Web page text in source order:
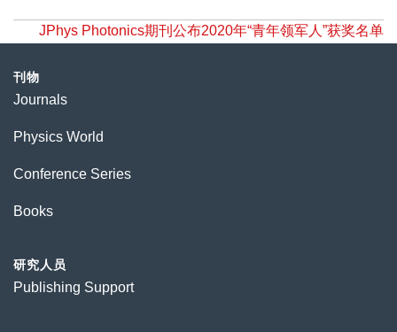
JPhys Photonics期刊公布2020年“青年领军人”获奖名单
刊物
Journals
Physics World
Conference Series
Books
研究人员
Publishing Support